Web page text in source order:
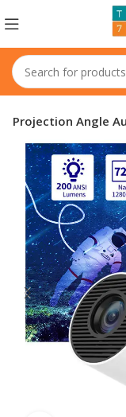
Projection Angle